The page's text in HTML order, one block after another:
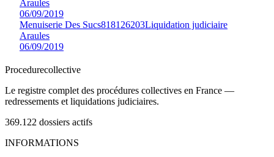
Araules
06/09/2019
Menuiserie Des Sucs818126203Liquidation judiciaire
Araules
06/09/2019
Procedurecollective
Le registre complet des procédures collectives en France —
redressements et liquidations judiciaires.
369.122 dossiers actifs
INFORMATIONS